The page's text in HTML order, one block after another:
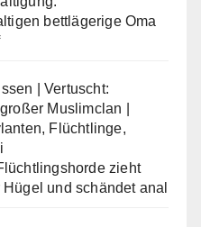
bettlägerige Oma
| Vertuscht:
Muslimclan |
Flüchtlinge,
zieht
und schändet anal